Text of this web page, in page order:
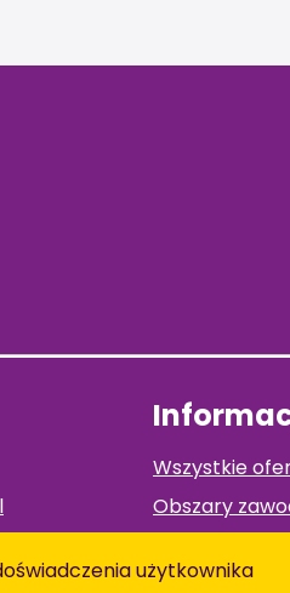
Wszystkie
Obszary
Kontact
użytkownika